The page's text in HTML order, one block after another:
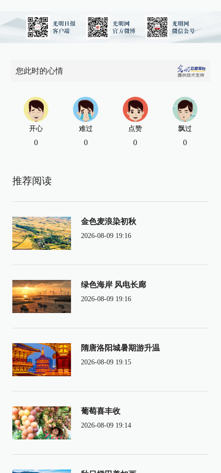
您此时的心情
开心
0
难过
0
点赞
0
飘过
0
推荐阅读
金色麦浪染初秋
2026-08-09 19:16
绿色海岸 风电长廊
2026-08-09 19:16
隋唐洛阳城暑期游升温
2026-08-09 19:15
葡萄喜丰收
2026-08-09 19:14